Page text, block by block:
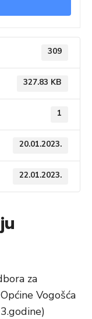
309
327.83 KB
1
20.01.2023.
22.01.2023.
za
Vogošća